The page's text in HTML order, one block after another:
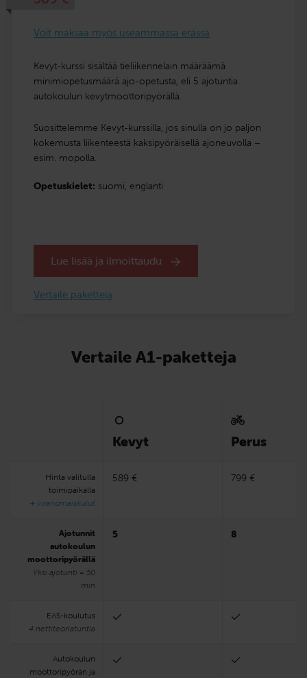
Voit maksaa myös useammassa erässä
Kevyt-kurssi sisältää tieliikennelain määräämä
minimiopetusmäärä ajo-opetusta, eli 5 ajotuntia
autokoulun kevytmoottoripyörällä.
Suosittelemme Kevyt-kurssilla, jos sinulla on jo paljon
kokemusta liikenteestä kaksipyöräisellä ajoneuvolla –
esim. mopolla.
Opetuskielet: suomi, englanti
Lue lisää ja ilmoittaudu
Vertaile paketteja
Vertaile A1-paketteja
Kevyt Perus
Hinta valitulla
toimipaikalla
+ viranomaiskulut
589 € 799 €
Ajotunnit
autokoulun
moottoripyörällä
Yksi ajotunti = 50
min
5 8
EAS-koulutus
4 nettiteoriatuntia
Autokoulun
moottoripyörän ja